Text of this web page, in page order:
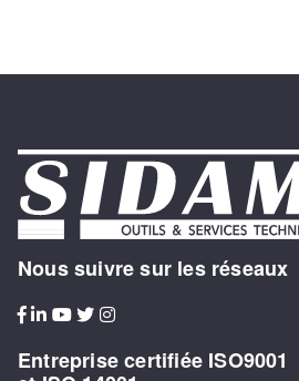
Nous suivre sur les réseaux
Entreprise certifiée ISO9001